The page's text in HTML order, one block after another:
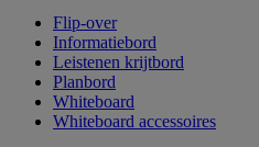
Flip-over
Informatiebord
Leistenen krijtbord
Planbord
Whiteboard
Whiteboard accessoires